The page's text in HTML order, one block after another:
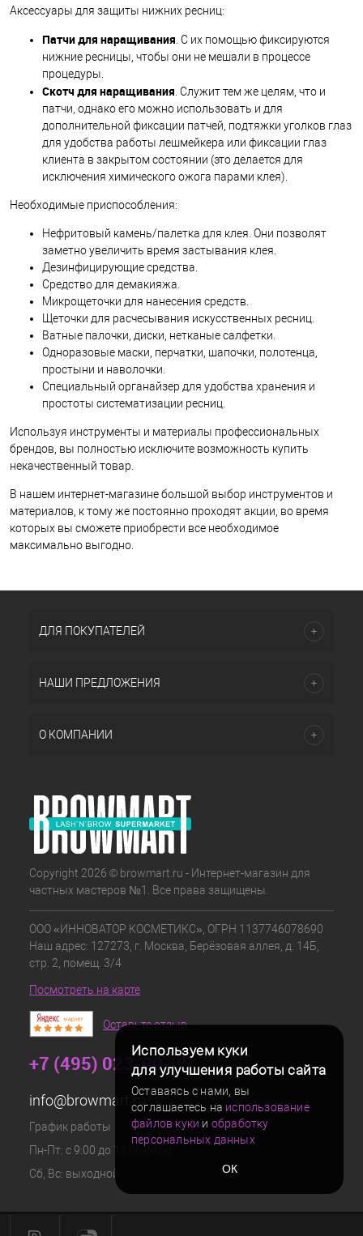
Аксессуары для защиты нижних ресниц:
Патчи для наращивания. С их помощью фиксируются
нижние ресницы, чтобы они не мешали в процессе
процедуры.
Скотч для наращивания. Служит тем же целям, что и
патчи, однако его можно использовать и для
дополнительной фиксации патчей, подтяжки уголков глаз
для удобства работы лешмейкера или фиксации глаз
клиента в закрытом состоянии (это делается для
исключения химического ожога парами клея).
Необходимые приспособления:
Нефритовый камень/палетка для клея. Они позволят
заметно увеличить время застывания клея.
Дезинфицирующие средства.
Средство для демакияжа.
Микрощеточки для нанесения средств.
Щеточки для расчесывания искусственных ресниц.
Ватные палочки, диски, нетканые салфетки.
Одноразовые маски, перчатки, шапочки, полотенца,
простыни и наволочки.
Специальный органайзер для удобства хранения и
простоты систематизации ресниц.
Используя инструменты и материалы профессиональных
брендов, вы полностью исключите возможность купить
некачественный товар.
В нашем интернет-магазине большой выбор инструментов и
материалов, к тому же постоянно проходят акции, во время
которых вы сможете приобрести все необходимое
максимально выгодно.
Используем куки
для улучшения работы сайта
Оставаясь с нами, вы
соглашаетесь на использование
файлов куки и обработку
персональных данных
ОК
ДЛЯ ПОКУПАТЕЛЕЙ
НАШИ ПРЕДЛОЖЕНИЯ
О КОМПАНИИ
Copyright 2026 © browmart.ru - Интернет-магазин для
частных мастеров №1. Все права защищены.
ООО «ИННОВАТОР КОСМЕТИКС», ОГРН 1137746078690
Наш адрес: 127273, г. Москва, Берёзовая аллея, д. 14Б,
стр. 2, помещ. 3/4
Посмотреть на карте
Оставьте отзыв
+7 (495) 023-00-05
info@browmart.ru
График работы
Пн-Пт: с 9:00 до 18:00 (Мск)
Сб, Вс: выходной